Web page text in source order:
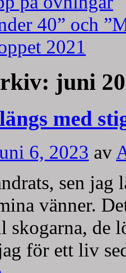
40” och
2021
juni
med
6, 2023 av
sen jag
vänner.
de
för ett liv